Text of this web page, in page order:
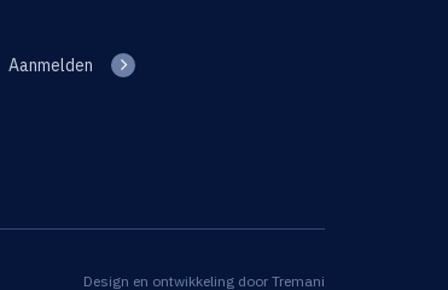
Aanmelden
Design en ontwikkeling door Tremani